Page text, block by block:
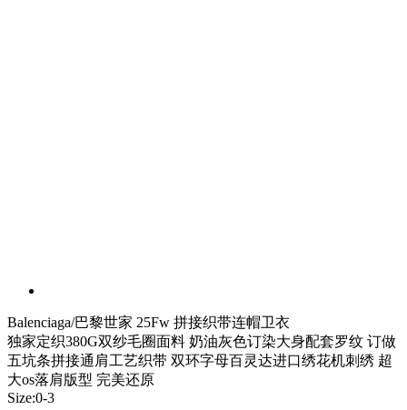
Balenciaga/巴黎世家 25Fw 拼接织带连帽卫衣
独家定织380G双纱毛圈面料 奶油灰色订染大身配套罗纹 订做
五坑条拼接通肩工艺织带 双环字母百灵达进口绣花机刺绣 超
大os落肩版型 完美还原
Size:0-3